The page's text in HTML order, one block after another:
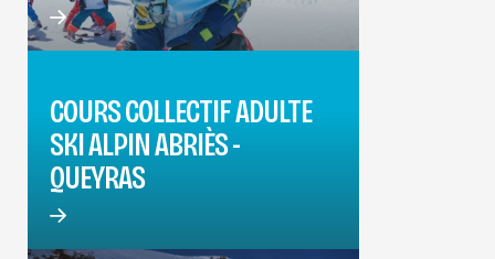
COURS COLLECTIF ADULTE
SKI ALPIN ABRIÈS -
QUEYRAS